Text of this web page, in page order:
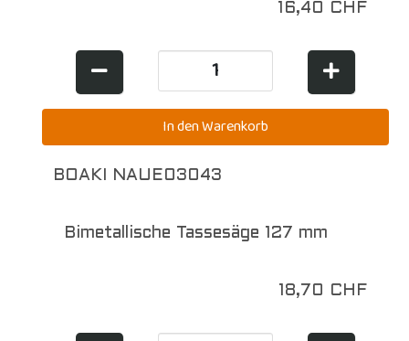
16,40 CHF
BOAKI NAUE03043
Bimetallische Tassesäge 127 mm
18,70 CHF